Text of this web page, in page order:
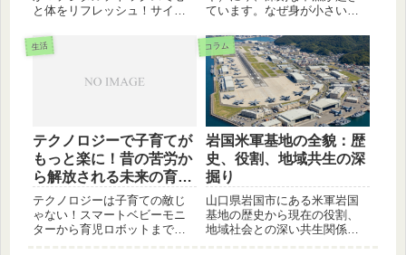
と体をリフレッシュ！サイン
消法、期待できる効果までご
紹介。あなたに合った方法で
りましょう。
ています。なぜ身が小さいの
か？海水温の上昇や栄養不足
など、産地を襲う3つの原因を
わかりやすく解説。大好きな
牡蠣を将来も食べ続けるため
に、今私たちが知っておくべ
き真実とは。
生活
テクノロジーで子育てが
もっと楽に！昔の苦労か
ら解放される未来の育児
術
テクノロジーは子育ての敵じ
ゃない！スマートベビーモニ
ターから育児ロボットまで、
コラム
岩国米軍基地の全貌：歴
史、役割、地域共生の深
掘り
山口県岩国市にある米軍岩国
基地の歴史から現在の役割、
地域社会との深い共生関係ま